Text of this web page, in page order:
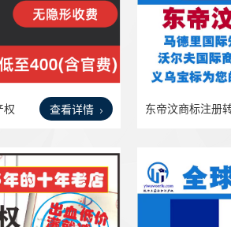
查看详情
权
东帝汶商标注册